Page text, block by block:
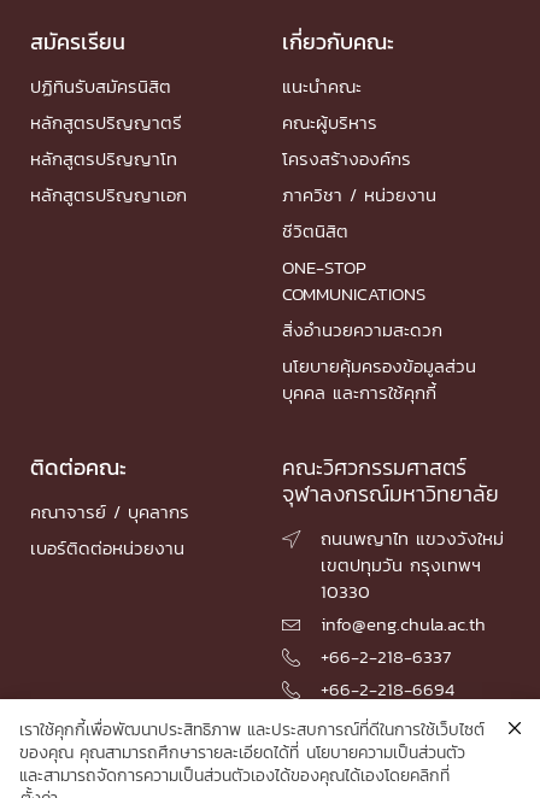
สมัครเรียน
ปฏิทินรับสมัครนิสิต
หลักสูตรปริญญาตรี
หลักสูตรปริญญาโท
หลักสูตรปริญญาเอก
เกี่ยวกับคณะ
แนะนำคณะ
คณะผู้บริหาร
โครงสร้างองค์กร
ภาควิชา / หน่วยงาน
ชีวิตนิสิต
ONE-STOP
COMMUNICATIONS
สิ่งอำนวยความสะดวก
นโยบายคุ้มครองข้อมูลส่วน
บุคคล และการใช้คุกกี้
ติดต่อคณะ
คณาจารย์ / บุคลากร
เบอร์ติดต่อหน่วยงาน
คณะวิศวกรรมศาสตร์
จุฬาลงกรณ์มหาวิทยาลัย

ถนนพญาไท แขวงวังใหม่
เขตปทุมวัน กรุงเทพฯ
10330
 info@eng.chula.ac.th
 +66-2-218-6337
 +66-2-218-6694
© 2026 Faculty of Engineering, Chulalongkorn University
เราใช้คุกกี้เพื่อพัฒนาประสิทธิภาพ และประสบการณ์ที่ดีในการใช้เว็บไซต์
ของคุณ คุณสามารถศึกษารายละเอียดได้ที่ นโยบายความเป็นส่วนตัว
และสามารถจัดการความเป็นส่วนตัวเองได้ของคุณได้เองโดยคลิกที่